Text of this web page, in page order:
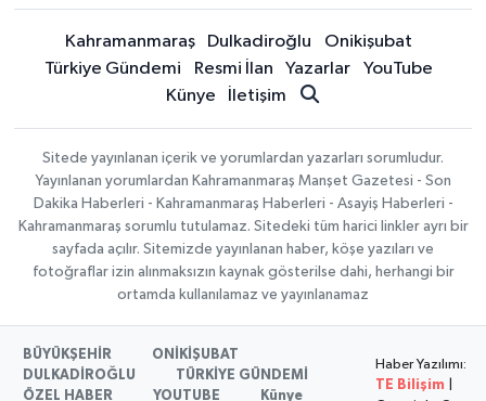
Kahramanmaraş Dulkadiroğlu
Onikişubat
Türkiye Gündemi
Resmi İlan Yazarlar
YouTube
Künye
İletişim
Sitede yayınlanan içerik ve yorumlardan yazarları sorumludur.
Yayınlanan yorumlardan Kahramanmaraş Manşet Gazetesi - Son
Dakika Haberleri - Kahramanmaraş Haberleri - Asayiş Haberleri -
Kahramanmaraş sorumlu tutulamaz. Sitedeki tüm harici linkler ayrı bir
sayfada açılır. Sitemizde yayınlanan haber, köşe yazıları ve
fotoğraflar izin alınmaksızın kaynak gösterilse dahi, herhangi bir
ortamda kullanılamaz ve yayınlanamaz
BÜYÜKŞEHİR
ONİKİŞUBAT
DULKADİROĞLU
TÜRKİYE GÜNDEMİ
ÖZEL HABER
YOUTUBE Künye
Haber Yazılımı:
TE Bilişim